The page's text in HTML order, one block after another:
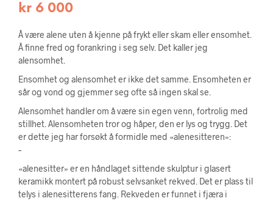
kr 6 000
Å være alene uten å kjenne på frykt eller skam eller ensomhet.
Å finne fred og forankring i seg selv. Det kaller jeg
alensomhet.
Ensomhet og alensomhet er ikke det samme. Ensomheten er
sår og vond og gjemmer seg ofte så ingen skal se.
Alensomhet handler om å være sin egen venn, fortrolig med
stillhet. Alensomheten tror og håper, den er lys og trygg. Det
er dette jeg har forsøkt å formidle med «alenesitteren»:
–
«alenesitter» er en håndlaget sittende skulptur i glasert
keramikk montert på robust selvsanket rekved. Det er plass til
telys i alenesitterens fang. Rekveden er funnet i fjæra i